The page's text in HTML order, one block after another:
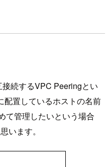
続するVPC Peeringとい
配置しているホストの名前
て管理したいという場合
います。